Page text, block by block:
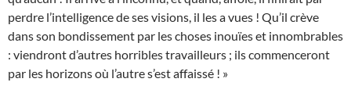
perdre l’intelligence de ses visions, il les a vues ! Qu’il crève
dans son bondissement par les choses inouïes et innombrables
: viendront d’autres horribles travailleurs ; ils commenceront
par les horizons où l’autre s’est affaissé ! »